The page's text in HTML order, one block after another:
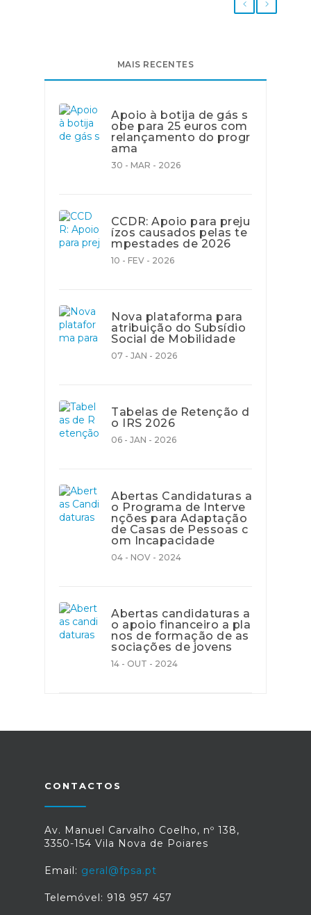
MAIS RECENTES
Apoio à botija de gás s
obe para 25 euros com
relançamento do progr
ama
30 - MAR - 2026
CCDR: Apoio para preju
ízos causados pelas te
mpestades de 2026
10 - FEV - 2026
Nova plataforma para
atribuição do Subsídio
Social de Mobilidade
07 - JAN - 2026
Tabelas de Retenção d
o IRS 2026
06 - JAN - 2026
Abertas Candidaturas a
o Programa de Interve
nções para Adaptação
de Casas de Pessoas c
om Incapacidade
04 - NOV - 2024
Abertas candidaturas a
o apoio financeiro a pla
nos de formação de as
sociações de jovens
14 - OUT - 2024
CONTACTOS
Av. Manuel Carvalho Coelho, nº 138,
3350-154 Vila Nova de Poiares
Email: geral@fpsa.pt
Telemóvel: 918 957 457